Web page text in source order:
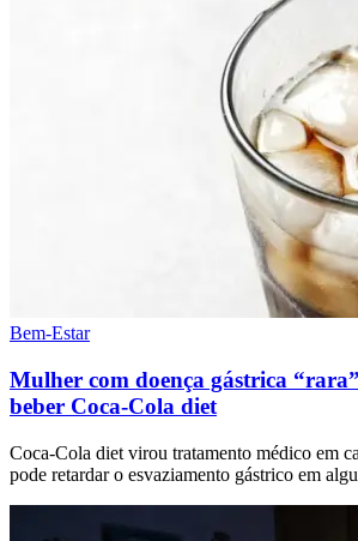
Bem-Estar
Mulher com doença gástrica
beber Coca-Cola diet
Coca-Cola diet virou tratamento médico em
pode retardar o esvaziamento gástrico em